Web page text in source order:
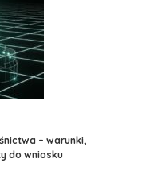
– warunki,
do wniosku